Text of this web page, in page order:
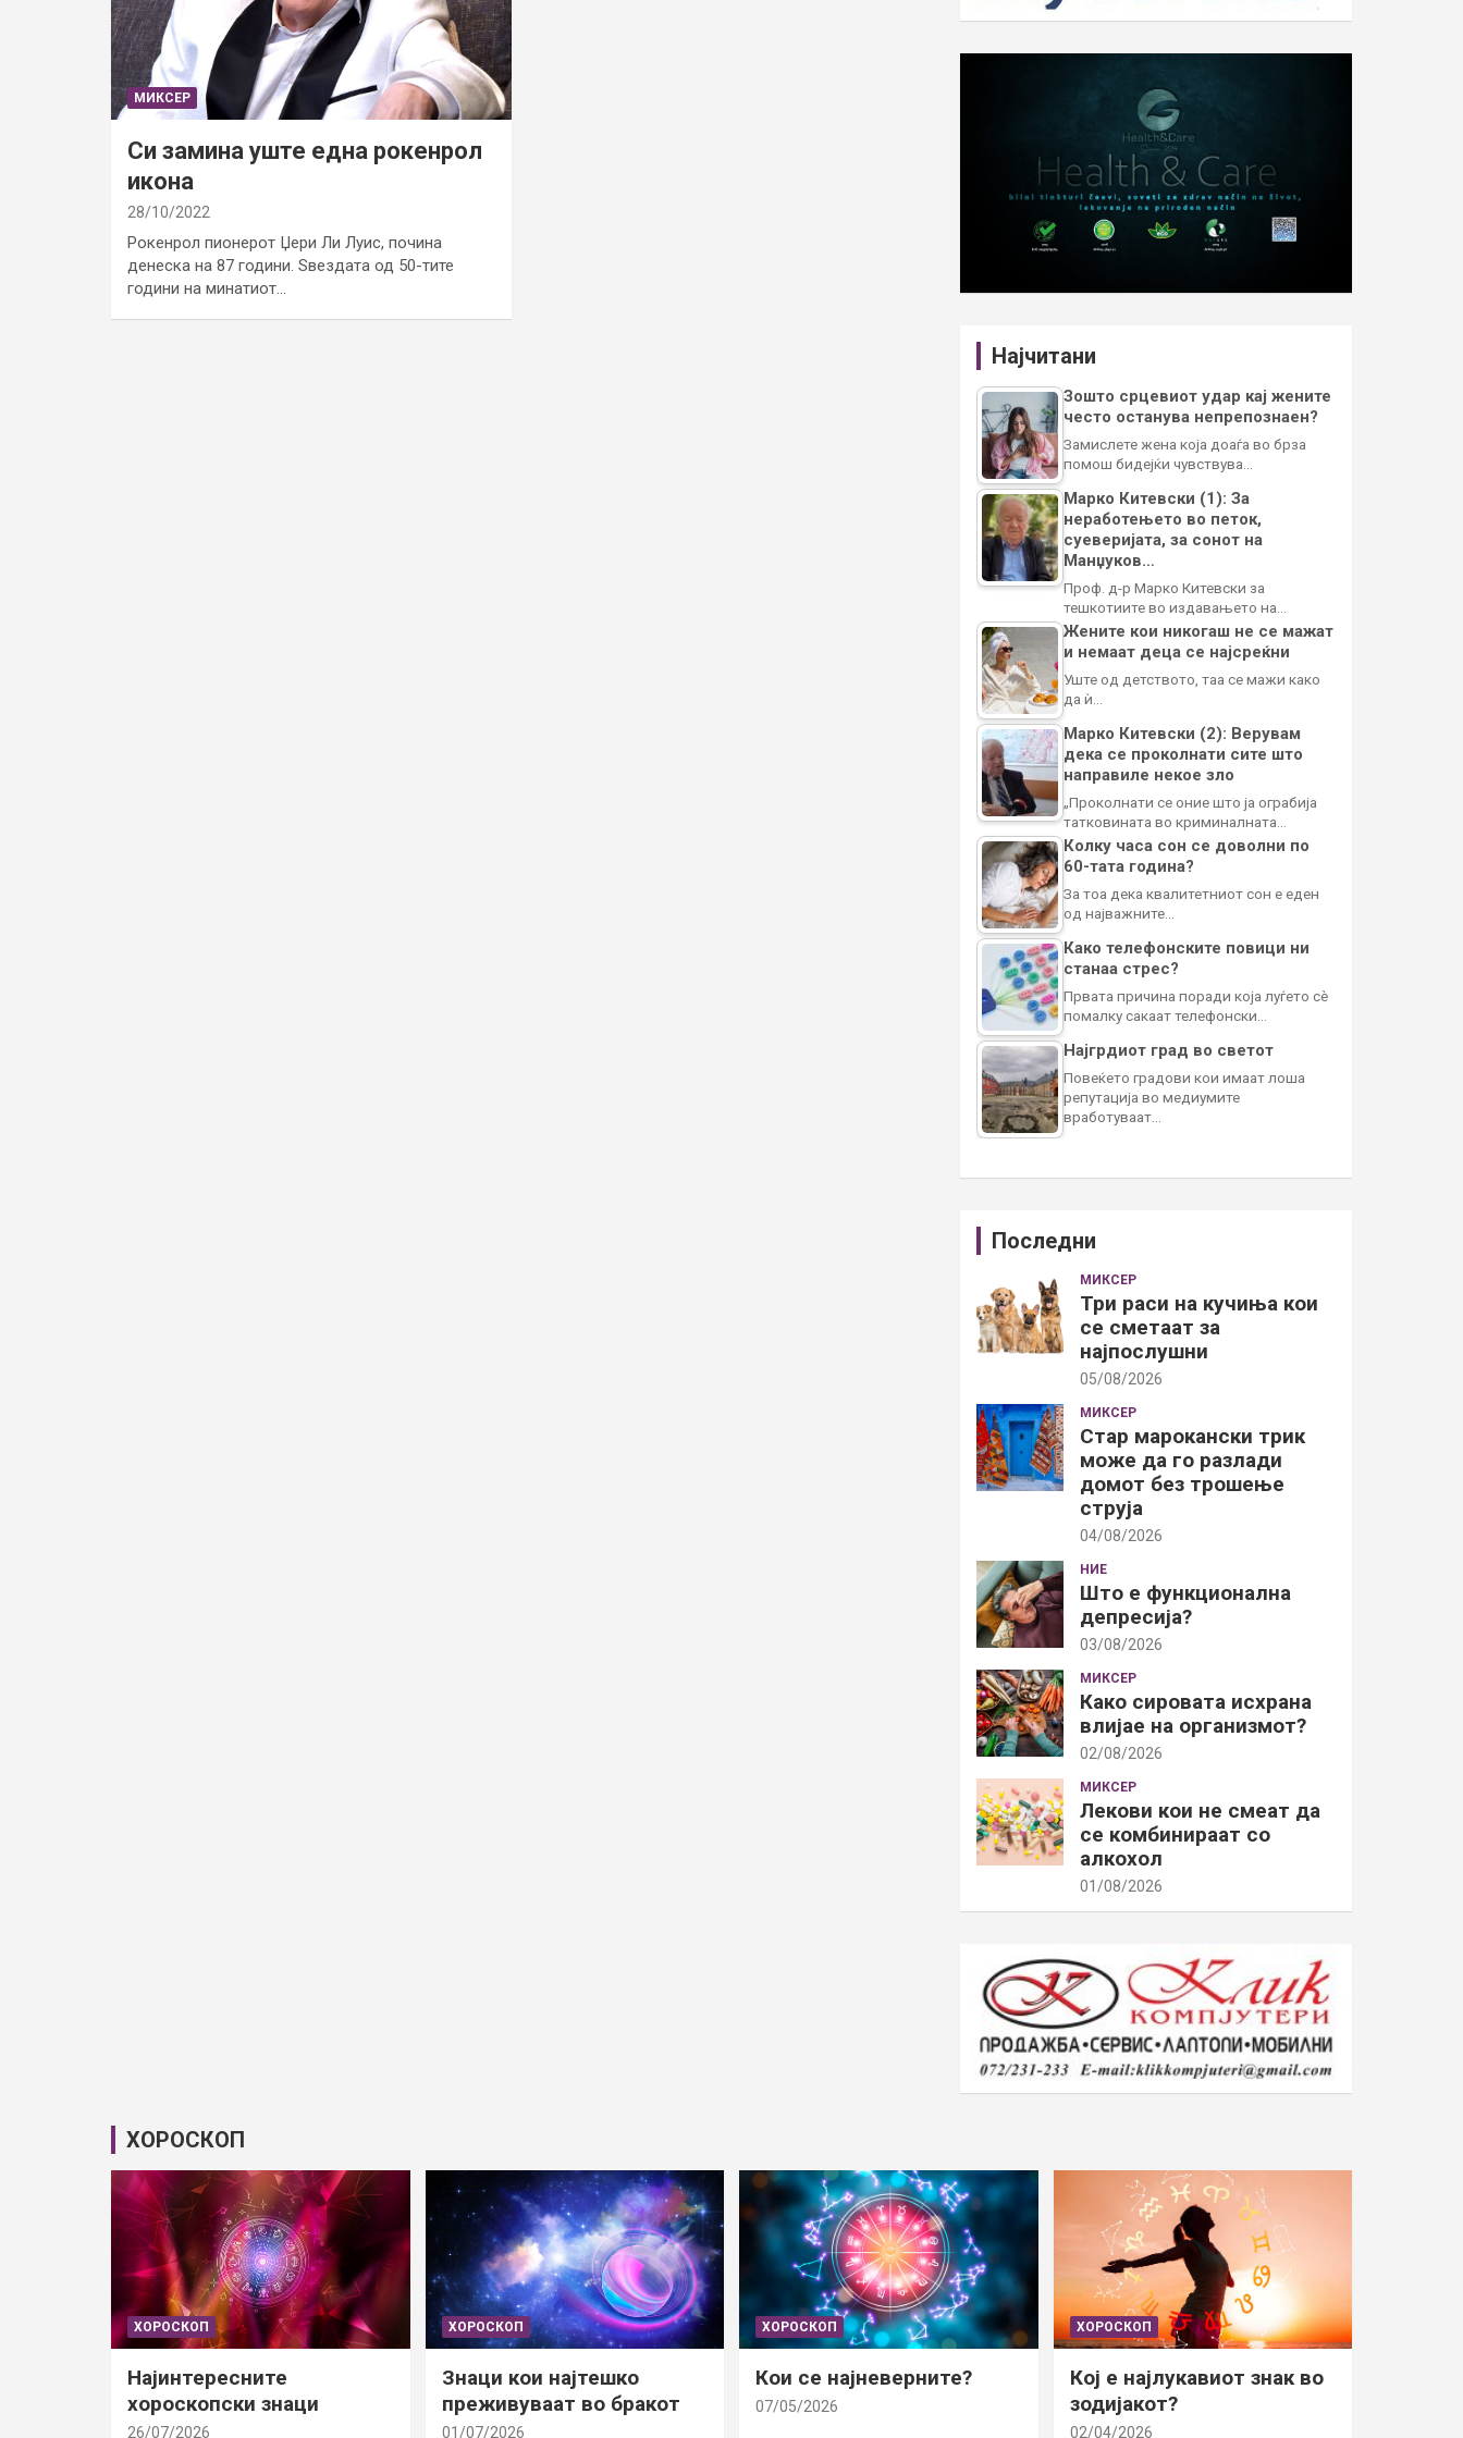
МИКСЕР
Си замина уште една рокенрол
икона
28/10/2022
Рокенрол пионерот Џери Ли Луис, почина
денеска на 87 години. Ѕвездата од 50-тите
години на минатиот…
Најчитани
Зошто срцевиот удар кај жените
често останува непрепознаен?
Замислете жена која доаѓа во брза
помош бидејќи чувствува…
Марко Китевски (1): За
неработењето во петок,
суеверијата, за сонот на
Манџуков…
Проф. д-р Марко Китевски за
тешкотиите во издавањето на…
Жените кои никогаш не се мажат
и немаат деца се најсреќни
Уште од детството, таа се мажи како
да ѝ…
Марко Китевски (2): Верувам
дека се проколнати сите што
направиле некое зло
„Проколнати се оние што ја ограбија
татковината во криминалната…
Колку часа сон се доволни по
60-тата година?
За тоа дека квалитетниот сон е еден
од најважните…
Како телефонските повици ни
станаа стрес?
Првата причина поради која луѓето сè
помалку сакаат телефонски…
Најгрдиот град во светот
Повеќето градови кои имаат лоша
репутација во медиумите
вработуваат…
Последни
МИКСЕР
Три раси на кучиња кои
се сметаат за
најпослушни
05/08/2026
МИКСЕР
Стар марокански трик
може да го разлади
домот без трошење
струја
04/08/2026
НИЕ
Што е функционална
депресија?
03/08/2026
МИКСЕР
Како сировата исхрана
влијае на организмот?
02/08/2026
МИКСЕР
Лекови кои не смеат да
се комбинираат со
алкохол
01/08/2026
ХОРОСКОП
ХОРОСКОП
Најинтересните
хороскопски знаци
26/07/2026
ХОРОСКОП
Знаци кои најтешко
преживуваат во бракот
01/07/2026
ХОРОСКОП
Кои се најневерните?
07/05/2026
ХОРОСКОП
Кој е најлукавиот знак во
зодијакот?
02/04/2026